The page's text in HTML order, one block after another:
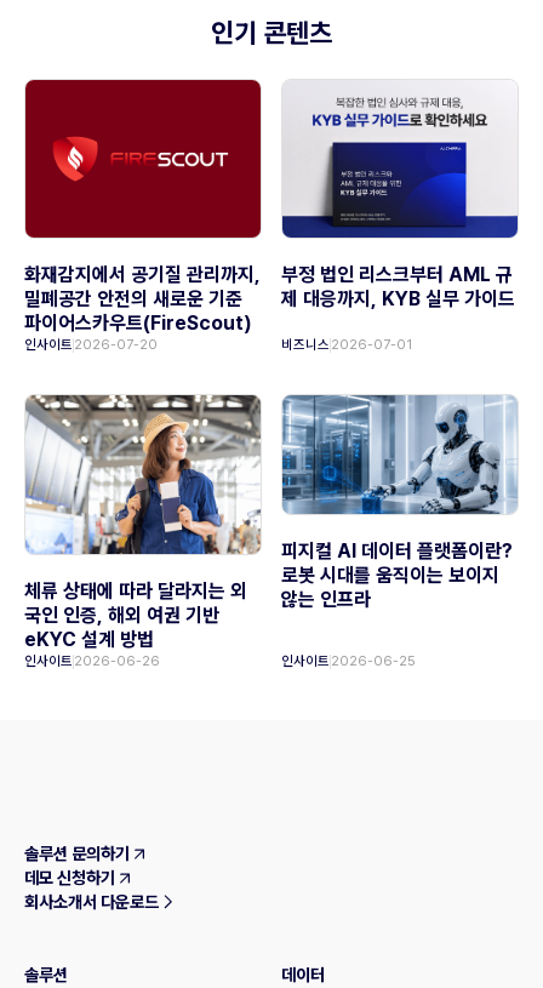
인기 콘텐츠
화재감지에서 공기질 관리까지,
밀폐공간 안전의 새로운 기준
파이어스카우트(FireScout)
인사이트 2026-07-20
부정 법인 리스크부터 AML 규
제 대응까지, KYB 실무 가이드
비즈니스 2026-07-01
체류 상태에 따라 달라지는 외
국인 인증, 해외 여권 기반
eKYC 설계 방법
인사이트 2026-06-26
피지컬 AI 데이터 플랫폼이란?
로봇 시대를 움직이는 보이지
않는 인프라
인사이트 2026-06-25
솔루션 문의하기
데모 신청하기
회사소개서 다운로드
솔루션
데이터